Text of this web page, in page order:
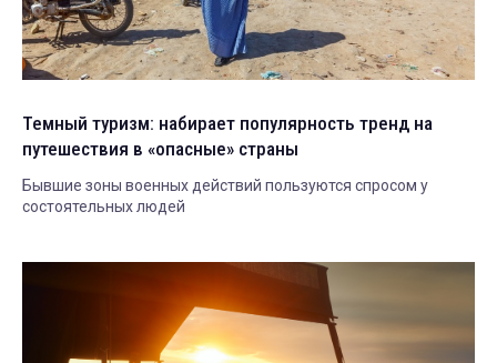
Темный туризм: набирает популярность тренд на
путешествия в «опасные» страны
Бывшие зоны военных действий пользуются спросом у
состоятельных людей